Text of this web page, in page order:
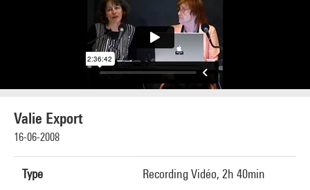
Valie Export
16-06-2008
Type Recording Vidéo, 2h 40min